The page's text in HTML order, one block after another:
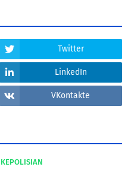
Twitter
LinkedIn
VKontakte
KEPOLISIAN